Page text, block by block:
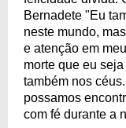
Bernadete "Eu
neste mundo,
e atenção em
morte que eu
também nos
possamos
com fé durante a